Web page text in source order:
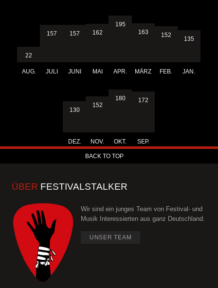
22
AUG.
157
JULI
157
JUNI
162
MAI
195
APR.
163
MÄRZ
152
FEB.
135
JAN.
130
DEZ.
152
NOV.
180
OKT.
172
SEP.
BACK TO TOP
ÜBER FESTIVALSTALKER
Wir sind ein junges Team von Festival- und
Musik Interessierten aus ganz Deutschland.
UNSER TEAM